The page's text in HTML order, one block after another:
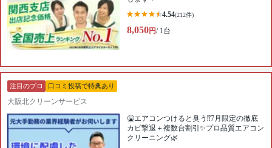
4.54(212件)
8,050円/ 1台
注目のプロ 口コミ投稿で特典あり
大阪北クリーンサービス
🤮エアコンつけると臭う⁉️7月限定の徹底
カビ撃退＋複数台割引✨プロ品質エアコン
クリーニング🌿